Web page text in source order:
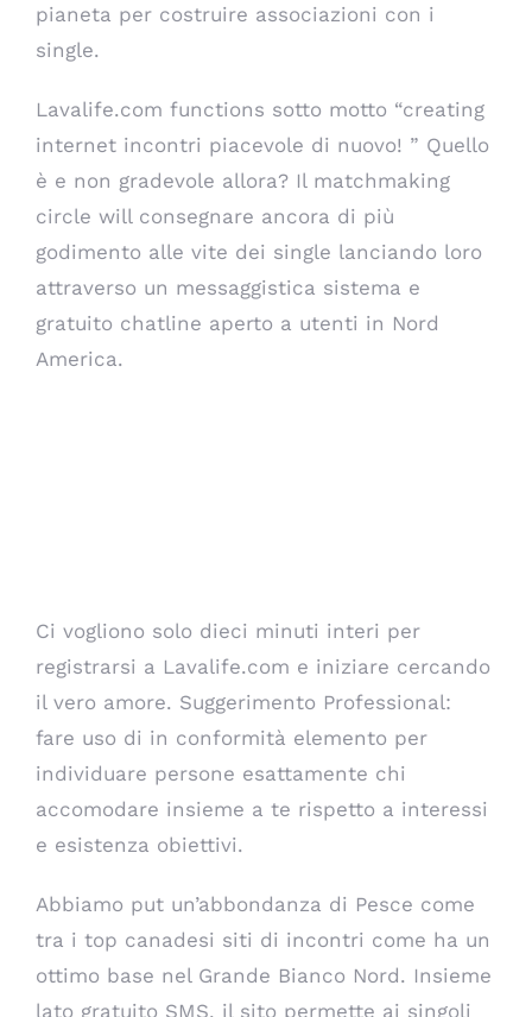
pianeta per costruire associazioni con i
single.
Lavalife.com functions sotto motto “creating
internet incontri piacevole di nuovo! ” Quello
è e non gradevole allora? Il matchmaking
circle will consegnare ancora di più
godimento alle vite dei single lanciando loro
attraverso un messaggistica sistema e
gratuito chatline aperto a utenti in Nord
America.
Ci vogliono solo dieci minuti interi per
registrarsi a Lavalife.com e iniziare cercando
il vero amore. Suggerimento Professional:
fare uso di in conformità elemento per
individuare persone esattamente chi
accomodare insieme a te rispetto a interessi
e esistenza obiettivi.
Abbiamo put un’abbondanza di Pesce come
tra i top canadesi siti di incontri come ha un
ottimo base nel Grande Bianco Nord. Insieme
lato gratuito SMS, il sito permette ai singoli